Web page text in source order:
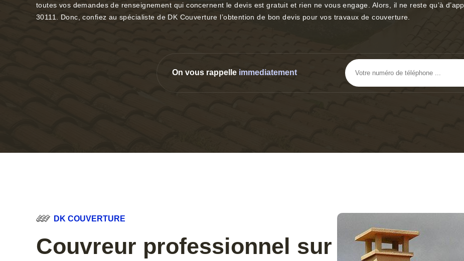
toutes vos demandes de renseignement qui concernent le devis est gratuit et rien ne vous engage. Alors, il ne reste qu’à
30111. Donc, confiez au spécialiste de DK Couverture l’obtention de bon devis pour vos travaux de couverture.
On vous rappelle immediatement
DK COUVERTURE
Couvreur professionnel sur